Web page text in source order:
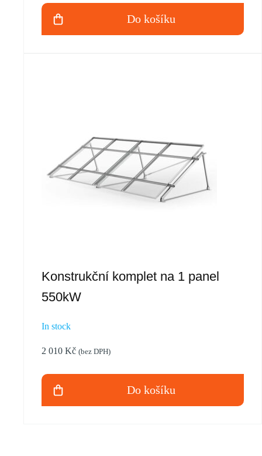
Do košíku
Konstrukční komplet na 1 panel
550kW
In stock
2 010 Kč (bez DPH)
Do košíku